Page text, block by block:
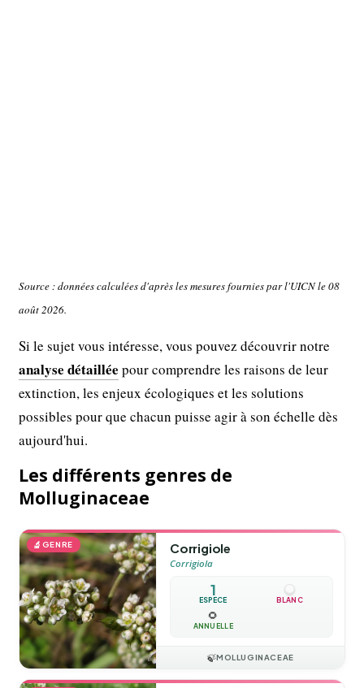
Source : données calculées d'après les mesures fournies par l'UICN le 08
août 2026.
Si le sujet vous intéresse, vous pouvez découvrir notre
analyse détaillée pour comprendre les raisons de leur
extinction, les enjeux écologiques et les solutions
possibles pour que chacun puisse agir à son échelle dès
aujourd'hui.
Les différents genres de
Molluginaceae
🔬 GENRE Corrigiole
Corrigiola
1
ESPÈCE BLANC
🌻
ANNUELLE
🍃MOLLUGINACEAE